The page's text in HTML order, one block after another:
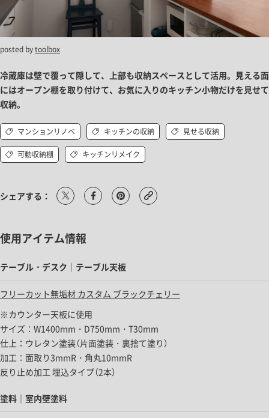
posted bytoolbox
冷蔵庫は壁で覆って隠して、上部も収納スペースとして活用。見える面
にはオープン棚を取り付けて、お気に入りのキッチン小物だけを見せて
収納。
マンションリノベ キッチンの収納 見せる収納
可動収納棚 キッチンリメイク
シェアする：
使用アイテム情報
テーブル・デスク｜テーブル天板
フリーカット無垢材 カスタム ブラックチェリー
※カウンター天板に使用
サイズ：W1400mm・D750mm・T30mm
仕上：ウレタン塗装​（片面塗装・裏捨て​塗り）​
加工：面取り3mmR・角丸10mmR
反り​止め加工 埋込タイプ​（2本）​
塗料｜室内壁塗料